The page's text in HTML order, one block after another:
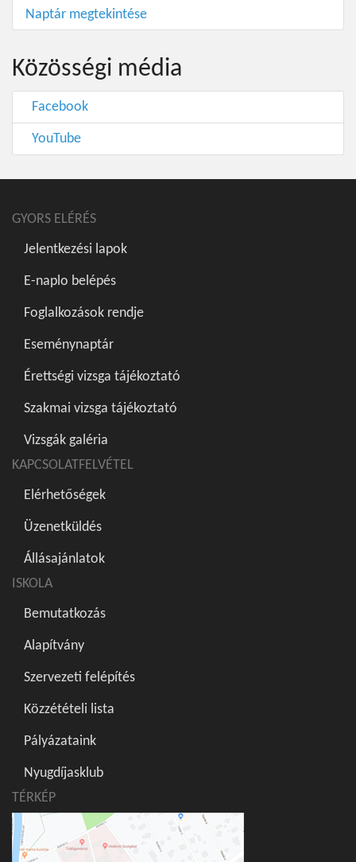
Naptár megtekintése
Közösségi média
Facebook
YouTube
GYORS ELÉRÉS
Jelentkezési lapok
E-naplo belépés
Foglalkozások rendje
Eseménynaptár
Érettségi vizsga tájékoztató
Szakmai vizsga tájékoztató
Vizsgák galéria
KAPCSOLATFELVÉTEL
Elérhetőségek
Üzenetküldés
Állásajánlatok
ISKOLA
Bemutatkozás
Alapítvány
Szervezeti felépítés
Közzétételi lista
Pályázataink
Nyugdíjasklub
TÉRKÉP